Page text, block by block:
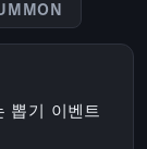
뽑기 이벤트